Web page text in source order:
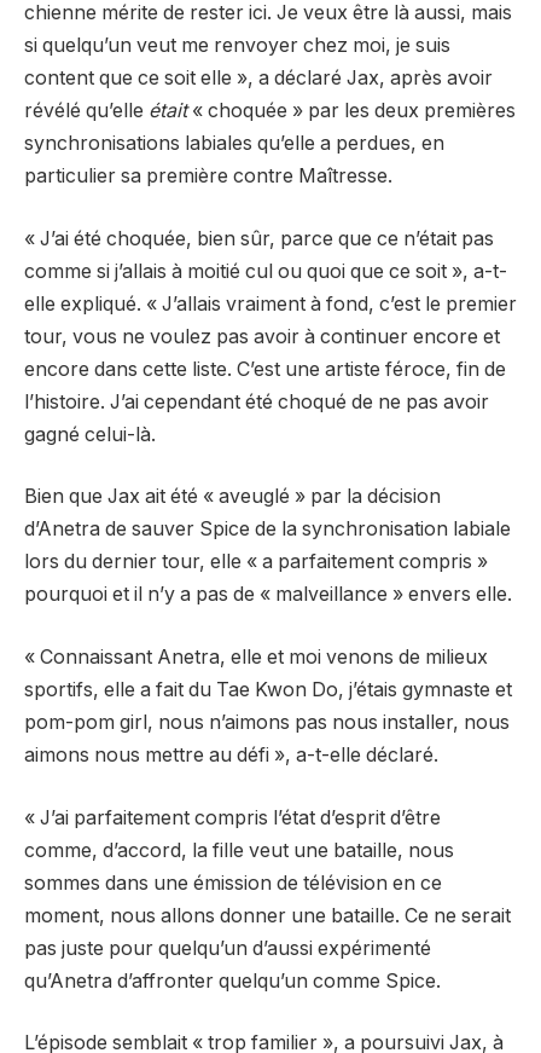
chienne mérite de rester ici. Je veux être là aussi, mais
si quelqu’un veut me renvoyer chez moi, je suis
content que ce soit elle », a déclaré Jax, après avoir
révélé qu’elle était« choquée » par les deux premières
synchronisations labiales qu’elle a perdues, en
particulier sa première contre Maîtresse.
« J’ai été choquée, bien sûr, parce que ce n’était pas
comme si j’allais à moitié cul ou quoi que ce soit », a-t-
elle expliqué. « J’allais vraiment à fond, c’est le premier
tour, vous ne voulez pas avoir à continuer encore et
encore dans cette liste. C’est une artiste féroce, fin de
l’histoire. J’ai cependant été choqué de ne pas avoir
gagné celui-là.
Bien que Jax ait été « aveuglé » par la décision
d’Anetra de sauver Spice de la synchronisation labiale
lors du dernier tour, elle « a parfaitement compris »
pourquoi et il n’y a pas de « malveillance » envers elle.
« Connaissant Anetra, elle et moi venons de milieux
sportifs, elle a fait du Tae Kwon Do, j’étais gymnaste et
pom-pom girl, nous n’aimons pas nous installer, nous
aimons nous mettre au défi », a-t-elle déclaré.
« J’ai parfaitement compris l’état d’esprit d’être
comme, d’accord, la fille veut une bataille, nous
sommes dans une émission de télévision en ce
moment, nous allons donner une bataille. Ce ne serait
pas juste pour quelqu’un d’aussi expérimenté
qu’Anetra d’affronter quelqu’un comme Spice.
L’épisode semblait « trop ​​familier », a poursuivi Jax, à